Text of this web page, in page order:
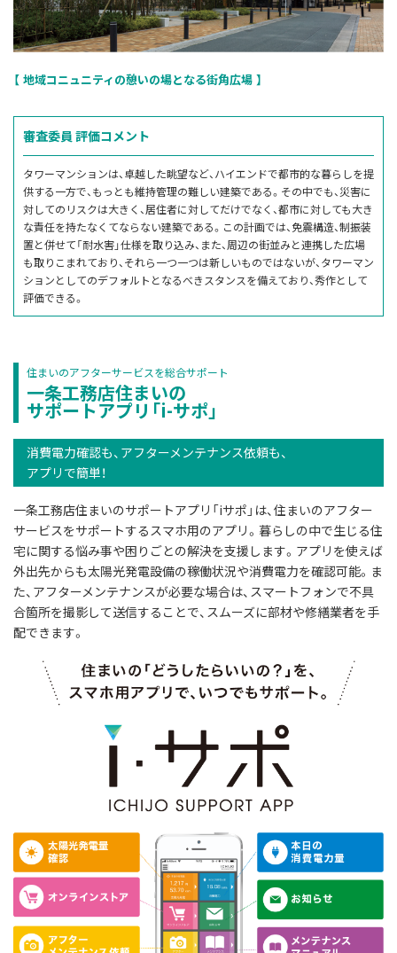
地域コニュニティの憩いの場となる街角広場
審査委員 評価コメント
タワーマンションは、卓越した眺望など、ハイエンドで都市的な暮らしを提
供する一方で、もっとも維持管理の難しい建築である。その中でも、災害に
対してのリスクは大きく、居住者に対してだけでなく、都市に対しても大き
な責任を持たなくてならない建築である。この計画では、免震構造、制振装
置と併せて「耐水害」仕様を取り込み、また、周辺の街並みと連携した広場
も取りこまれており、それら一つ一つは新しいものではないが、タワーマン
ションとしてのデフォルトとなるべきスタンスを備えており、秀作として
評価できる。
住まいのアフターサービスを総合サポート
一条工務店住まいの
サポートアプリ「i-サポ」
消費電力確認も、アフターメンテナンス依頼も、
アプリで簡単！
一条工務店住まいのサポートアプリ「iサポ」は、住まいのアフター
サービスをサポートするスマホ用のアプリ。暮らしの中で生じる住
宅に関する悩み事や困りごとの解決を支援します。アプリを使えば
外出先からも太陽光発電設備の稼働状況や消費電力を確認可能。ま
た、アフターメンテナンスが必要な場合は、スマートフォンで不具
合箇所を撮影して送信することで、スムーズに部材や修繕業者を手
配できます。